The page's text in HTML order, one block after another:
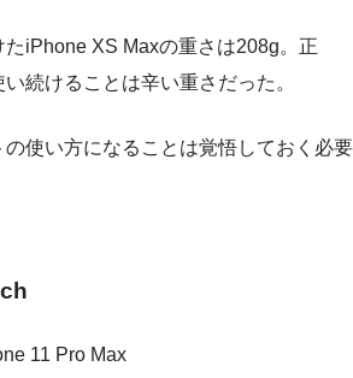
iPhone XS Maxの重さは208g。正
続けることは辛い重さだった。
使い方になることは覚悟しておく必要
11 Pro Max